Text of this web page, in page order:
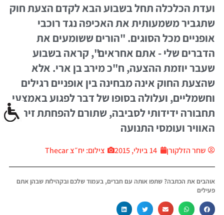
ועדת הכלכלה תחל בשבוע הבא לקדם הצעת חוק
שתגביר משמעותית את האכיפה נגד רוכבי
אופניים מכל הסוגים. "הורים ששומעים את
הדברים שלי - אתם אחראים", קראה בשבוע
שעבר יוזמת ההצעה, ח"כ מירב בן ארי. אלא
שהצעת החוק אינה מבחינה בין אופניים רגילים
וחשמליים, ועלולה בסופו של דבר לפגוע באמצעי
תחבורה ידידותי לסביבה, שתורם להפחתת זיהום
האוויר ועומסי התנועה
שחר הזלקורן 14 ביולי, 2015 צילום: יח״צ Thecar
אוהבים את הכתבה? שתפו אותה עם חברים, בעמוד שלכם ובקהילות שבהן אתם
פעילים